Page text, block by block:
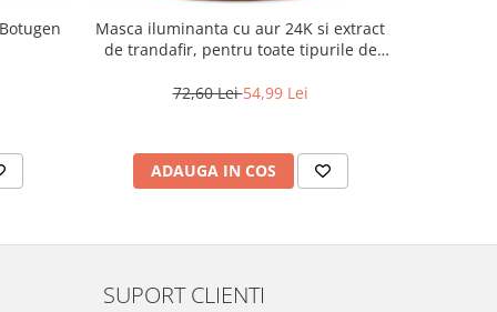
Masca iluminanta cu aur 24K si extract
de trandafir, pentru toate tipurile de
72,60 Lei54,99 Lei
ADAUGA IN COS
SUPORT CLIENTI